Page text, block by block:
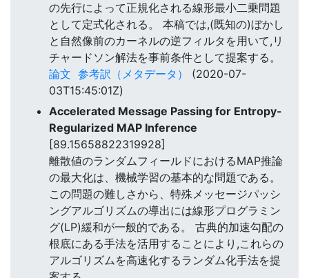
の先行によって正規化される線形最小二乗問題
として定式化される。 本稿では,(既知の)ぼかし
と自然像前のカーネルの逆フィルタを用いて,リ
チャードソン解法を事前条件として提案する。
論文 参考訳（メタデータ）
(2020-07-
03T15:45:01Z)
Accelerated Message Passing for Entropy-
Regularized MAP Inference
[89.15658822319928]
離散値のランダムフィールドにおけるMAP推論
の最大化は、機械学習の基本的な問題である。
この問題の難しさから、特殊メッセージパッシ
ングアルゴリズムの導出には線形プログラミン
グ(LP)緩和が一般的である。 古典的加速勾配の
根底にある手法を活用することにより,これらの
アルゴリズムを高速化するランダム化手法を提